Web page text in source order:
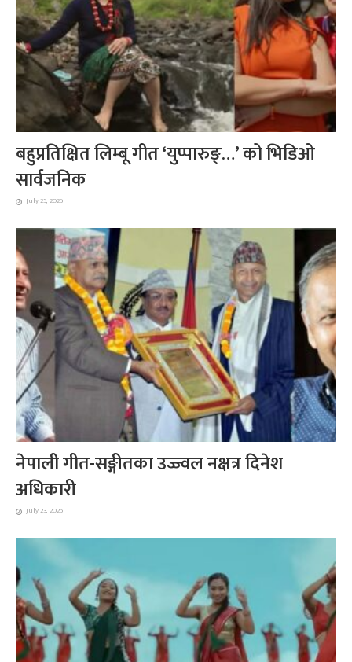
बहुप्रतिक्षित लिम्बू गीत ‘युप्पारुङ्…’ को भिडिओ
सार्वजनिक
July 25, 2026
नेपाली गीत-सङ्गीतका उज्ज्वल नक्षत्र दिनेश
अधिकारी
July 23, 2026